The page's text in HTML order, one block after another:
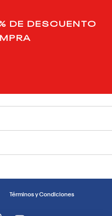
DE DESCUENTO
Términos y Condiciones